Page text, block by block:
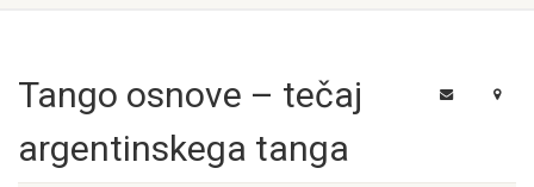
Tango osnove – tečaj
argentinskega tanga